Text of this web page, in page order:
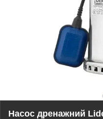
Насос дренажний